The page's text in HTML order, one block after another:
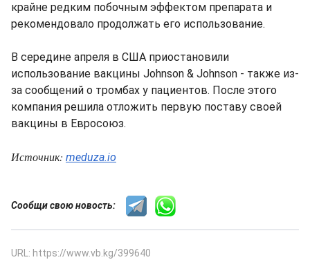
крайне редким побочным эффектом препарата и
рекомендовало продолжать его использование.
В середине апреля в США приостановили
использование вакцины Johnson & Johnson - также из-
за сообщений о тромбах у пациентов. После этого
компания решила отложить первую поставу своей
вакцины в Евросоюз.
Источник: meduza.io
Сообщи свою новость:
URL: https://www.vb.kg/399640